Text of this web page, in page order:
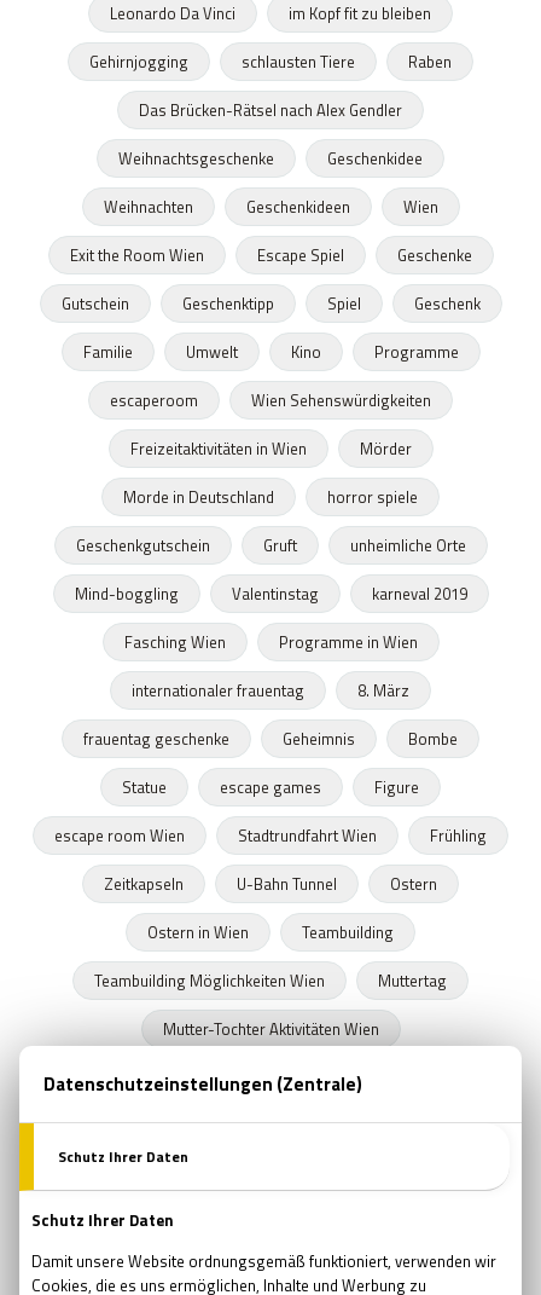
Leonardo Da Vinci
im Kopf fit zu bleiben
Gehirnjogging
schlausten Tiere
Raben
Das Brücken-Rätsel nach Alex Gendler
Weihnachtsgeschenke
Geschenkidee
Weihnachten
Geschenkideen
Wien
Exit the Room Wien
Escape Spiel
Geschenke
Gutschein
Geschenktipp Spiel
Geschenk
Familie
Umwelt Kino
Programme
escaperoom
Wien Sehenswürdigkeiten
Freizeitaktivitäten in Wien
Mörder
Morde in Deutschland
horror spiele
Geschenkgutschein
Gruft
unheimliche Orte
Mind-boggling
Valentinstag
karneval 2019
Fasching Wien
Programme in Wien
internationaler frauentag
8. März
frauentag geschenke
Geheimnis
Bombe
Statue
escape games
Figure
escape room Wien
Stadtrundfahrt Wien
Frühling
Zeitkapseln
U-Bahn Tunnel
Ostern
Ostern in Wien
Teambuilding
Teambuilding Möglichkeiten Wien
Muttertag
Mutter-Tochter Aktivitäten Wien
Geschenke zum Muttertag
Marvel
Buchläden in Wien
Prüfung
Prüfungszeit
Verjüngung
Regeneration
Erholung Pfingsten